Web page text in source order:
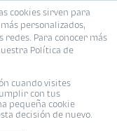
cookies sirven para
personalizados,
Para conocer más
Política de
cuando visites
con tus
pequeña cookie
decisión de nuevo.